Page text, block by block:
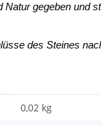
gegeben und
des Steines
0,02 kg